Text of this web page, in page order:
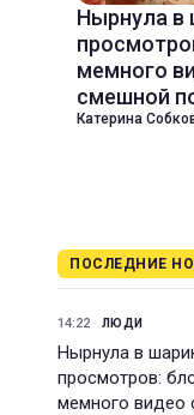
Нырнула в
мемного
смешной
Катерина
ПОСЛЕДНИЕ
14:22 ЛЮДИ
Нырнула в
просмотров:
мемного видео